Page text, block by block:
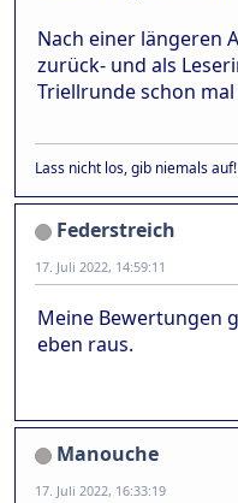
Nach einer längeren
zurück- und als
Triellrunde schon
Lass nicht los, gib niemals
Federstreich
17. Juli 2022, 14:59:11
Meine Bewertungen
eben raus.
Manouche
17. Juli 2022, 16:33:19